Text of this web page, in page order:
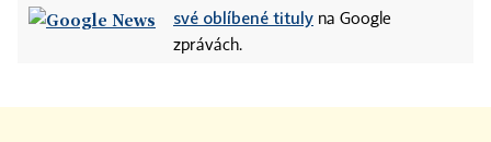
své oblíbené tituly na Google
zprávách.